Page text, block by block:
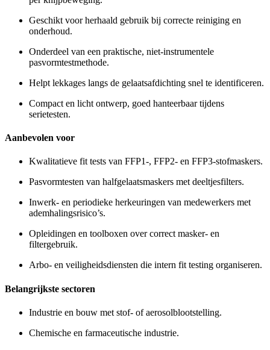
Geschikt voor herhaald gebruik bij correcte reiniging en
onderhoud.
Onderdeel van een praktische, niet-instrumentele
pasvormtestmethode.
Helpt lekkages langs de gelaatsafdichting snel te identificeren.
Compact en licht ontwerp, goed hanteerbaar tijdens
serietesten.
Aanbevolen voor
Kwalitatieve fit tests van FFP1-, FFP2- en FFP3-stofmaskers.
Pasvormtesten van halfgelaatsmaskers met deeltjesfilters.
Inwerk- en periodieke herkeuringen van medewerkers met
ademhalingsrisico’s.
Opleidingen en toolboxen over correct masker- en
filtergebruik.
Arbo- en veiligheidsdiensten die intern fit testing organiseren.
Belangrijkste sectoren
Industrie en bouw met stof- of aerosolblootstelling.
Chemische en farmaceutische industrie.